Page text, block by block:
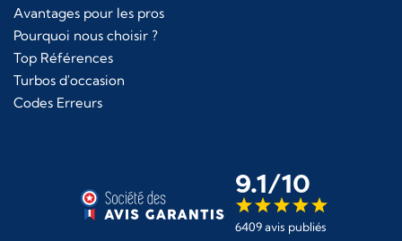
Avantages pour les pros
Pourquoi nous choisir ?
Top Références
Turbos d'occasion
Codes Erreurs
9.1/10
6409 avis publiés